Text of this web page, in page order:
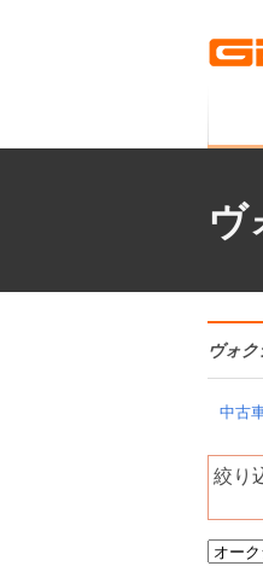
ヴ
ヴォ
中古
絞り